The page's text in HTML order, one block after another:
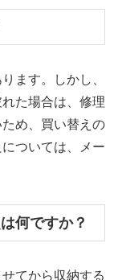
ます。しかし、
た場合は、修理
め、買い替えの
ついては、メー
何ですか？
てから収納する